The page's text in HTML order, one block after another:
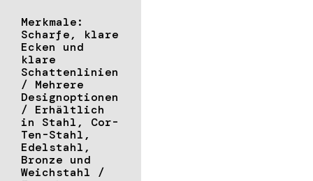
Merkmale:
Scharfe, klare
Ecken und
klare
Schattenlinien
/ Mehrere
Designoptionen
/ Erhältlich
in Stahl, Cor-
Ten-Stahl,
Edelstahl,
Bronze und
Weichstahl /